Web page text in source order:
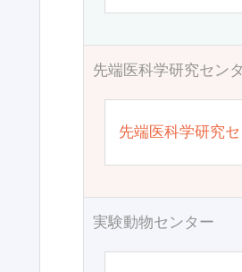
先端医科学研究セン
先端医科学研究
実験動物センター